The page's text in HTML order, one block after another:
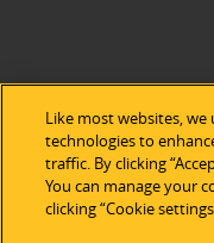
法律声明 隐私
Like most websites, we
technologies to
traffic. By clicking
You can manage your
clicking “Cookie